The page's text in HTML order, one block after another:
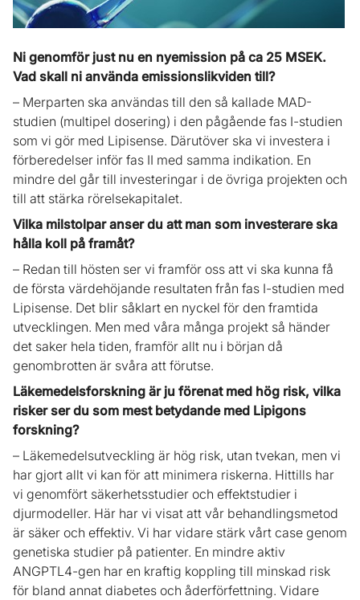
Ni genomför just nu en nyemission på ca 25 MSEK.
Vad skall ni använda emissionslikviden till?
– Merparten ska användas till den så kallade MAD-
studien (multipel dosering) i den pågående fas I-studien
som vi gör med Lipisense. Därutöver ska vi investera i
förberedelser inför fas II med samma indikation. En
mindre del går till investeringar i de övriga projekten och
till att stärka rörelsekapitalet.
Vilka milstolpar anser du att man som investerare ska
hålla koll på framåt?
– Redan till hösten ser vi framför oss att vi ska kunna få
de första värdehöjande resultaten från fas I-studien med
Lipisense. Det blir såklart en nyckel för den framtida
utvecklingen. Men med våra många projekt så händer
det saker hela tiden, framför allt nu i början då
genombrotten är svåra att förutse.
Läkemedelsforskning är ju förenat med hög risk, vilka
risker ser du som mest betydande med Lipigons
forskning?
– Läkemedelsutveckling är hög risk, utan tvekan, men vi
har gjort allt vi kan för att minimera riskerna. Hittills har
vi genomfört säkerhetsstudier och effektstudier i
djurmodeller. Här har vi visat att vår behandlingsmetod
är säker och effektiv. Vi har vidare stärk vårt case genom
genetiska studier på patienter. En mindre aktiv
ANGPTL4-gen har en kraftig koppling till minskad risk
för bland annat diabetes och åderförfettning. Vidare